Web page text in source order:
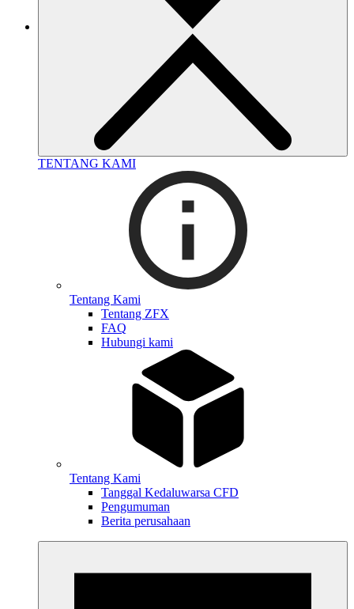
TENTANG KAMI
Tentang Kami
Tentang ZFX
FAQ
Hubungi kami
Tentang Kami
Tanggal Kedaluwarsa CFD
Pengumuman
Berita perusahaan